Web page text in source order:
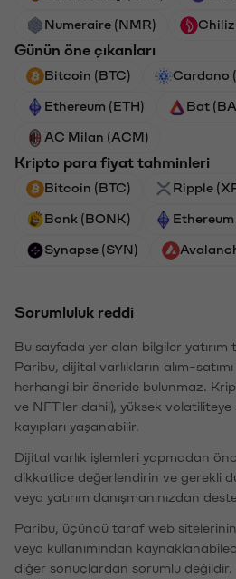
Numeraire (NMR) Chiliz
Günün öne çıkanları
Bitcoin (BTC) Cardano
Ethereum (ETH) Bat
AC Milan (ACM)
Kripto para fiyat tahminleri
Bitcoin (BTC) Ripple
Bonk (BONK) Ethereum
Synapse (SYN)
Sorumluluk reddi
Bu sayfada yer alan bilgiler yatırım
Paribu, dijital varlıkların alım-
herhangi bir öneride bulunmaz.
ve NFT'ler dahil), yüksek
kayıpları yaşanabilir.
Dijital varlık işlemleri yapmadan
dikkatlice değerlendirin ve gerekli
veya yatırım danışmanınızdan
Paribu, üçüncü taraf web
veya kullanımından
diğer sonuçlardan sorumlu değildir.